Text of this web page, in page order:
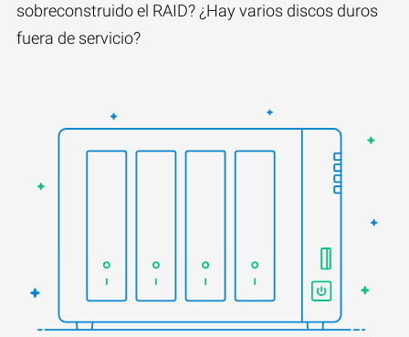
sobreconstruido el RAID? ¿Hay varios discos duros
fuera de servicio?